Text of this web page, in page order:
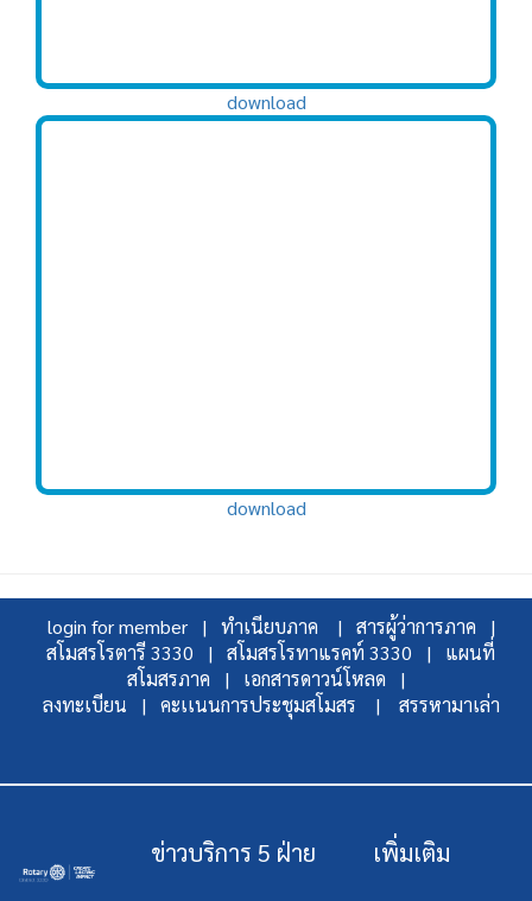
download
download
login for member | ทำเนียบภาค |
สารผู้ว่าการภาค |
สโมสรโรตารี 3330 |
สโมสรโรทาแรคท์ 3330 |
แผนที่
สโมสรภาค |
เอกสารดาวน์โหลด |
ลงทะเบียน |
คะเเนนการประชุมสโมสร | สรรหามาเล่า
ข่าวบริการ 5 ฝ่าย เพิ่มเติม